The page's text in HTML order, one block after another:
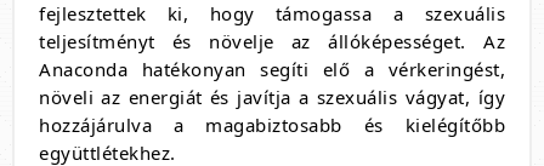
fejlesztettek ki, hogy támogassa a szexuális
teljesítményt és növelje az állóképességet. Az
Anaconda hatékonyan segíti elő a vérkeringést,
növeli az energiát és javítja a szexuális vágyat, így
hozzájárulva a magabiztosabb és kielégítőbb
együttlétekhez.